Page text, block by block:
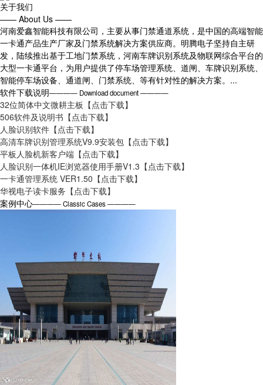
关于我们
—— About Us ——
河南爱鑫智能科技有限公司，主要从事门禁通道系统，是中国的高端智能
一卡通产品生产厂家及门禁系统解决方案供应商。明腾电子坚持自主研
发，陆续推出基于工地门禁系统，河南车牌识别系统及物联网综合平台的
大型一卡通平台，为用户提供了停车场管理系统、道闸、车牌识别系统、
智能停车场设备、通道闸、门禁系统、等有针对性的解决方案。...
软件下载说明———— Download document ————
32位简体中文微耕主板 【点击下载】
506软件及说明书 【点击下载】
人脸识别软件 【点击下载】
高清车牌识别管理系统V9.9安装包 【点击下载】
平板人脸机新客户端 【点击下载】
人脸识别一体机IE浏览器使用手册V1.3 【点击下载】
一卡通管理系统 VER1.50 【点击下载】
华视电子读卡服务 【点击下载】
案例中心———— Classic Cases ————